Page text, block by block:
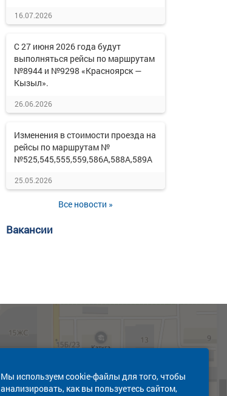
16.07.2026
С 27 июня 2026 года будут
выполняться рейсы по маршрутам
№8944 и №9298 «Красноярск —
Кызыл».
26.06.2026
Изменения в стоимости проезда на
рейсы по маршрутам №
№525,545,555,559,586А,588А,589А
25.05.2026
Все новости »
Вакансии
Мы используем cookie-файлы для того, чтобы
анализировать, как вы пользуетесь сайтом,